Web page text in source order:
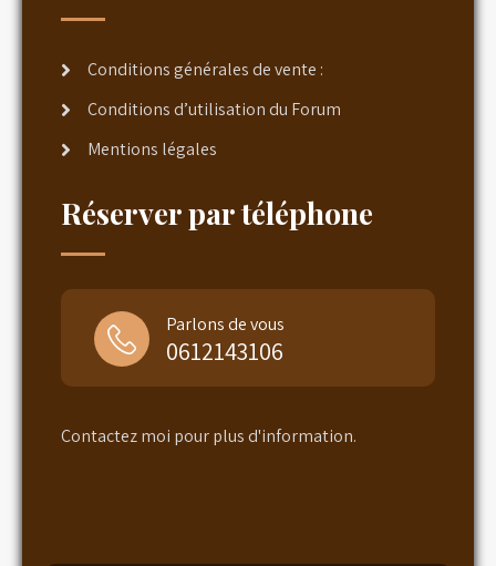
Conditions générales de vente :
Conditions d’utilisation du Forum
Mentions légales
Réserver par téléphone
Parlons de vous
0612143106
Contactez moi pour plus d'information.